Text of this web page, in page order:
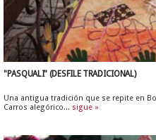
"PASQUALI" (DESFILE TRADICIONAL)
Una antigua tradición que se repite en
Carros alegórico... sigue »